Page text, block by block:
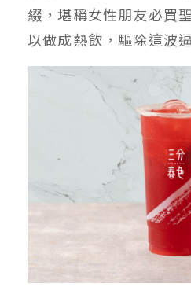
綴，堪稱女性朋友必買
以做成熱飲，驅除這波